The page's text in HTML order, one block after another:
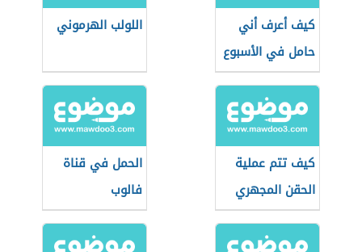
كيف أعرف أني
حامل في الأسبوع
الأول
اللولب الهرموني
كيف تتم عملية
الحقن المجهري
الحمل في قناة
فالوب